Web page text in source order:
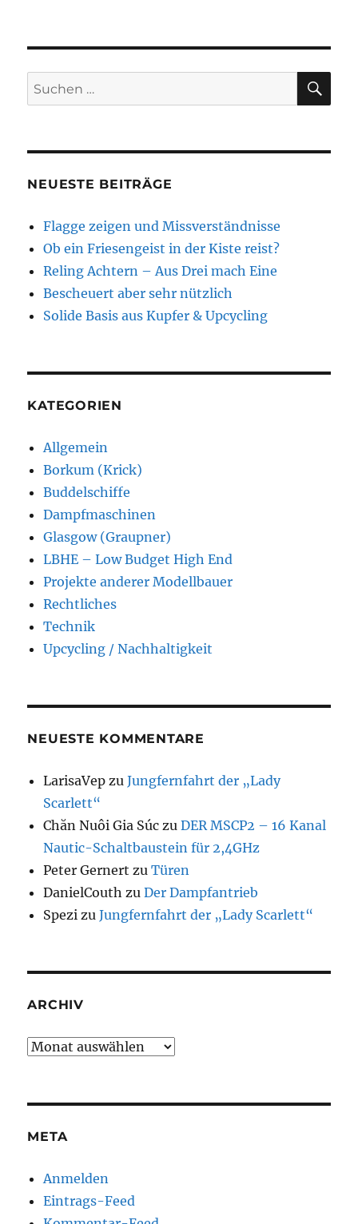
Suchen
nach:
NEUESTE BEITRÄGE
Flagge zeigen und Missverständnisse
Ob ein Friesengeist in der Kiste reist?
Reling Achtern – Aus Drei mach Eine
Bescheuert aber sehr nützlich
Solide Basis aus Kupfer & Upcycling
KATEGORIEN
Allgemein
Borkum (Krick)
Buddelschiffe
Dampfmaschinen
Glasgow (Graupner)
LBHE – Low Budget High End
Projekte anderer Modellbauer
Rechtliches
Technik
Upcycling / Nachhaltigkeit
NEUESTE KOMMENTARE
LarisaVep zuJungfernfahrt der „Lady
Scarlett“
Chăn Nuôi Gia Súc zuDER MSCP2 – 16 Kanal
Nautic-Schaltbaustein für 2,4GHz
Peter Gernert zuTüren
DanielCouth zuDer Dampfantrieb
Spezi zuJungfernfahrt der „Lady Scarlett“
ARCHIV
Archiv
META
Anmelden
Eintrags-Feed